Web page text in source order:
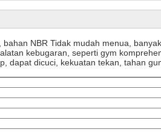
NBR Tidak mudah menua,
kebugaran, seperti gym
dapat dicuci, kekuatan tekan, tahan